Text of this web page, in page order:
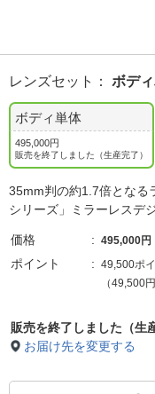
レンズセット ： ボデ
ボディ単体
495,000円
販売を終了しました（生産完了）
35mm判の約1.7倍となる
シリーズ」ミラーレス
価格 495,000円
ポイント 49,500ポ
（49,500
販売を終了しました（生
お届け先を変更する